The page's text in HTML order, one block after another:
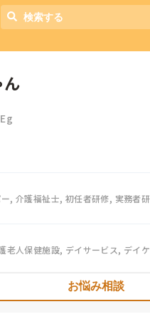
ん
, 介護福祉士, 初任者研修, 実務者
老人保健施設, デイサービス, デイ
お悩み相談